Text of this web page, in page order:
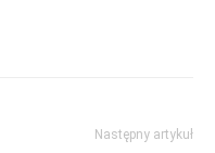
Następny artykuł